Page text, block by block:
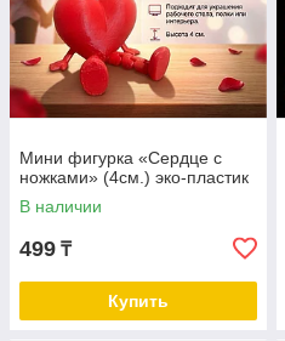
Мини фигурка «Сердце с
ножками» (4см.) эко-пластик
В наличии
499 ₸
Купить